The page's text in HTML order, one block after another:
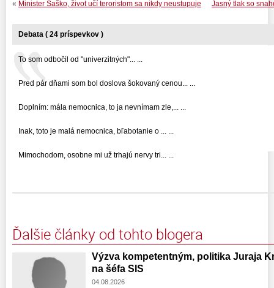
Jasný tlak so
« Minister Šaško, život učí teroristom sa nikdy neustupuje
Debata ( 24 príspevkov )
To som odbočil od "univerzitných"... ...
Pred pár dňami som bol doslova šokovaný cenou... ...
Doplním: mála nemocnica, to ja nevnímam zle,... ...
Inak, toto je malá nemocnica, bľabotanie o ... ...
Mimochodom, osobne mi už trhajú nervy tri... ...
Ďalšie články od tohto blogera
Výzva kompetentným, politika Juraja
na šéfa SIS
04.08.2026